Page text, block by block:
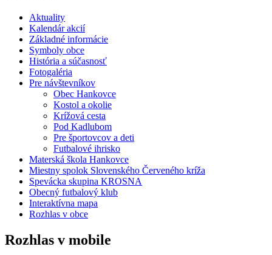
Aktuality
Kalendár akcií
Základné informácie
Symboly obce
História a súčasnosť
Fotogaléria
Pre návštevníkov
Obec Hankovce
Kostol a okolie
Krížová cesta
Pod Kadlubom
Pre športovcov a deti
Futbalové ihrisko
Materská škola Hankovce
Miestny spolok Slovenského Červeného kríža
Spevácka skupina KROSNA
Obecný futbalový klub
Interaktívna mapa
Rozhlas v obce
Rozhlas v mobile